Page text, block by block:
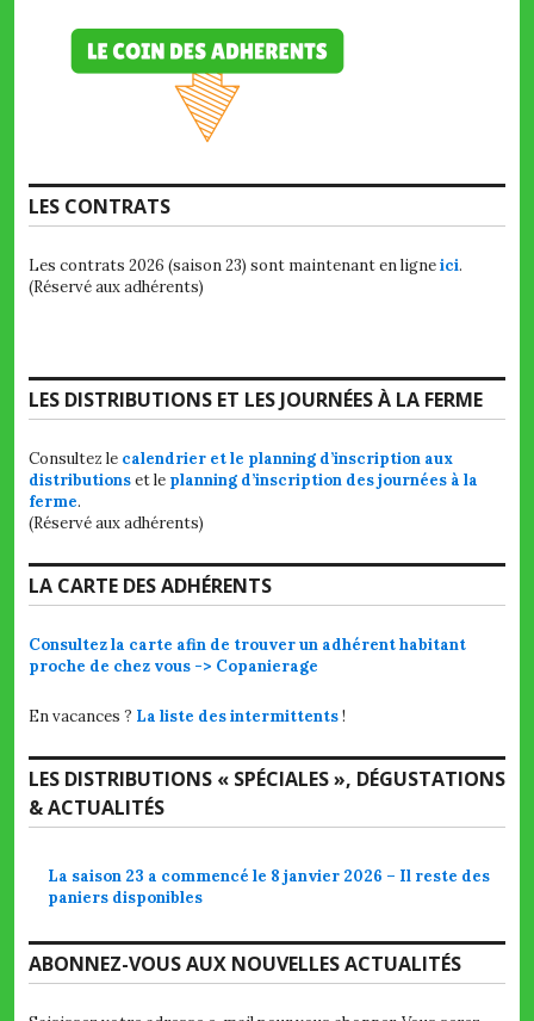
LES CONTRATS
Les contrats 2026 (saison 23) sont maintenant en ligneici.
(Réservé aux adhérents)
LES DISTRIBUTIONS ET LES JOURNÉES À LA FERME
Consultez le calendrier et le planning d’inscription aux
distributionset le planning d’inscription des journées à la
ferme.
(Réservé aux adhérents)
LA CARTE DES ADHÉRENTS
Consultez la carte afin de trouver un adhérent habitant
proche de chez vous -> Copanierage
En vacances ? La liste des intermittents!
LES DISTRIBUTIONS « SPÉCIALES », DÉGUSTATIONS
& ACTUALITÉS
La saison 23 a commencé le 8 janvier 2026 – Il reste des
paniers disponibles
ABONNEZ-VOUS AUX NOUVELLES ACTUALITÉS